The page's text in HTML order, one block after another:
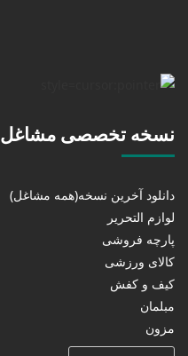
نسخه تخصصی مشاغل
دانلود آخرین نسخه(همه مشاغل)
لوازم التحریر
پارچه فروشی
کالای ورزشی
کیف و کفش
مبلمان
مزون